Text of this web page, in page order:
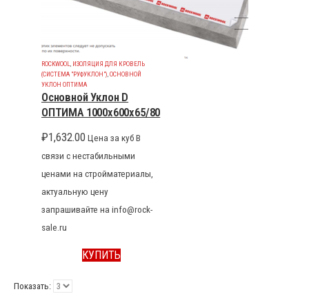
ROCKWOOL
ИЗОЛЯЦИЯ ДЛЯ КРОВЕЛЬ
(СИСТЕМА "РУФУКЛОН") ОСНОВНОЙ
УКЛОН ОПТИМА
Основной Уклон D
ОПТИМА 1000x600x65/80
₽1,632.00 Цена за куб В
связи с нестабильными
ценами на стройматериалы,
актуальную цену
запрашивайте на info@rock-
sale.ru
КУПИТЬ
Показать: